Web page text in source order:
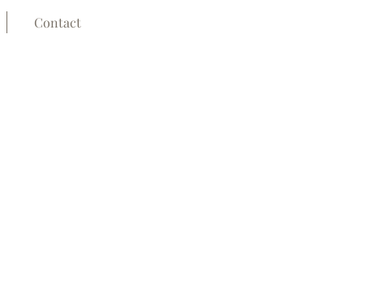
Contact